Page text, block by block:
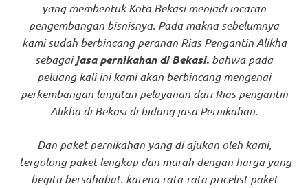
yang membentuk Kota Bekasi menjadi incaran
pengembangan bisnisnya. Pada makna sebelumnya
kami sudah berbincang peranan Rias Pengantin Alikha
sebagaijasa pernikahan di Bekasi. bahwa pada
peluang kali ini kami akan berbincang mengenai
perkembangan lanjutan pelayanan dari Rias pengantin
Alikha di Bekasi di bidang jasa Pernikahan.
Dan paket pernikahan yang di ajukan oleh kami,
tergolong paket lengkap dan murah dengan harga yang
begitu bersahabat. karena rata-rata pricelist paket